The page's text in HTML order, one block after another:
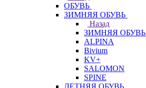
ОБУВЬ
ЗИМНЯЯ ОБУВЬ
Назад
ЗИМНЯЯ ОБУВЬ
ALPINA
Bivium
KV+
SALOMON
SPINE
ЛЕТНЯЯ ОБУВЬ